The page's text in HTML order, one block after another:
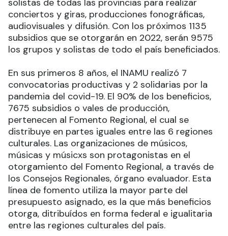
solistas de todas las provincias para realizar
conciertos y giras, producciones fonográficas,
audiovisuales y difusión. Con los próximos 1135
subsidios que se otorgarán en 2022, serán 9575
los grupos y solistas de todo el país beneficiados.
En sus primeros 8 años, el INAMU realizó 7
convocatorias productivas y 2 solidarias por la
pandemia del covid-19. El 90% de los beneficios,
7675 subsidios o vales de producción,
pertenecen al Fomento Regional, el cual se
distribuye en partes iguales entre las 6 regiones
culturales. Las organizaciones de músicos,
músicas y músicxs son protagonistas en el
otorgamiento del Fomento Regional, a través de
los Consejos Regionales, órgano evaluador. Esta
línea de fomento utiliza la mayor parte del
presupuesto asignado, es la que más beneficios
otorga, ditribuídos en forma federal e igualitaria
entre las regiones culturales del país.